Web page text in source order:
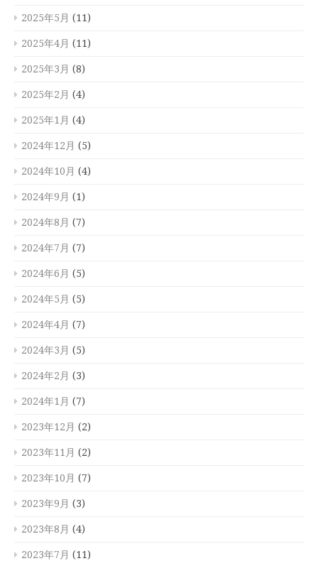
2025年5月 (11)
2025年4月 (11)
2025年3月 (8)
2025年2月 (4)
2025年1月 (4)
2024年12月 (5)
2024年10月 (4)
2024年9月 (1)
2024年8月 (7)
2024年7月 (7)
2024年6月 (5)
2024年5月 (5)
2024年4月 (7)
2024年3月 (5)
2024年2月 (3)
2024年1月 (7)
2023年12月 (2)
2023年11月 (2)
2023年10月 (7)
2023年9月 (3)
2023年8月 (4)
2023年7月 (11)